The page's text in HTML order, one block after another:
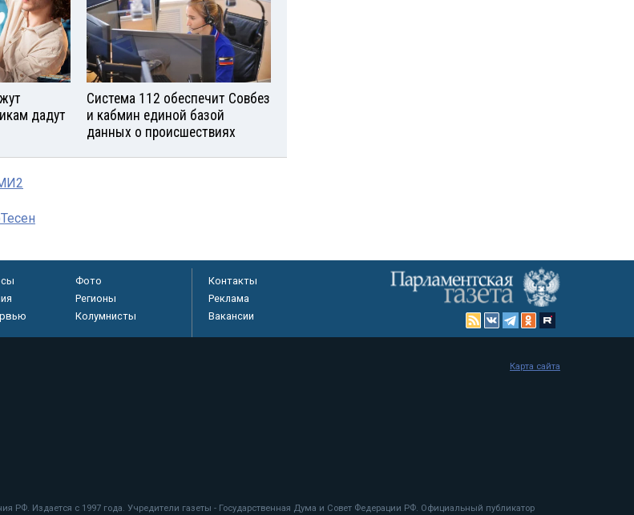
дадут
Система 112 обеспечит Совбез
и кабмин единой базой
данных о происшествиях
Фото
Регионы
Колумнисты
Контакты
Реклама
Вакансии
РФ. Издается с 1997 года. Учредители газеты - Государственная Дума и Совет Федерации РФ. Официальный публикатор
Карта сайта